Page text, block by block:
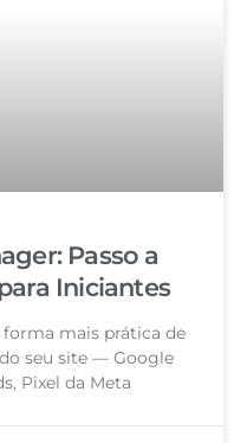
Passo a
Iniciantes
mais prática de
seu site — Google
Pixel da Meta